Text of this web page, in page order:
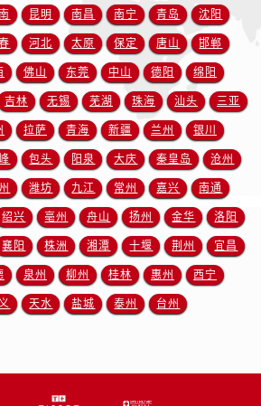
江西省南昌市红谷滩新区红谷中大道998号绿地双子塔（中央广场）A1座办公楼14层1407室售后服务中心（需提前预约）
江西省萍乡市安源区萍安北大道与康庄路交叉口售后服务中心（需提前预约）
江西省上饶市信州区滨江西路售后服务中心（需提前预约）
江西省新余市渝水区北湖西路售后服务中心（需提前预约）
江西省宜春市袁州区中山中路售后服务中心（需提前预约）
江西省鹰潭市月湖区胜利东路售后服务中心（需提前预约）
山东省德州市德城区东风中路售后服务中心（需提前预约）
山东省东营市东营区济南路售后服务中心（需提前预约）
山东省济南市历下区经十路11111号华润中心写字楼（万象城）15层1508室售后服务中心（需提前预约）
山东省济宁市任城区太白楼路售后服务中心（需提前预约）
山东省莱芜市文化南路8号银座商城名表维修一楼名表维修售后服务中心（需提前预约）
山东省威海市环翠区新威海路89号振华商厦一楼名表维修售后服务中心（需提前预约）
昆明 南昌 南宁 青岛 沈阳
河北 太原 保定 唐山 邯郸
佛山 东莞 中山 德阳 绵阳
吉林 无锡 芜湖 珠海 汕头 三亚
拉萨 青海 新疆 兰州 银川
包头 阳泉 大庆 秦皇岛 沧州
潍坊 九江 常州 嘉兴 南通
绍兴 亳州 舟山 扬州 金华 洛阳
襄阳 株洲 湘潭 十堰 荆州 宜昌
泉州 柳州 桂林 惠州 西宁
天水 盐城 泰州 台州